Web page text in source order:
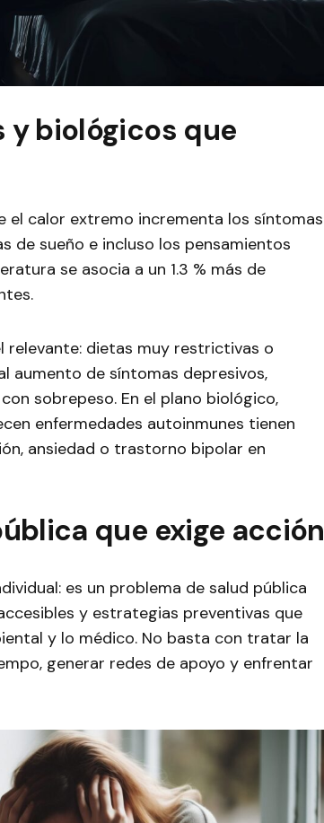
y biológicos que
el calor extremo incrementa los síntomas
de sueño e incluso los pensamientos
se asocia a un 1.3 % más de
relevante: dietas muy restrictivas o
aumento de síntomas depresivos,
sobrepeso. En el plano biológico,
enfermedades autoinmunes tienen
ansiedad o trastorno bipolar en
que exige acción
es un problema de salud pública
y estrategias preventivas que
y lo médico. No basta con tratar la
generar redes de apoyo y enfrentar